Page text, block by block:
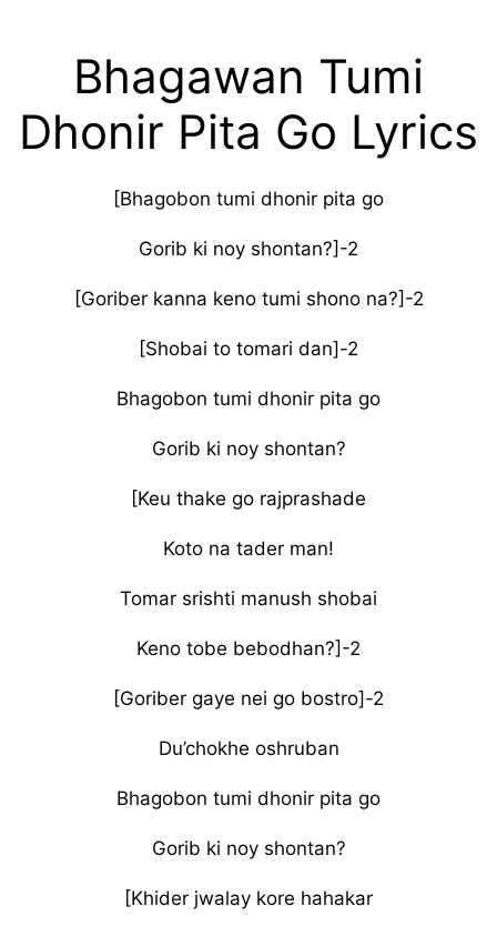
Bhagawan Tumi
Dhonir Pita Go Lyrics
[Bhagobon tumi dhonir pita go
Gorib ki noy shontan?]-2
[Goriber kanna keno tumi shono na?]-2
[Shobai to tomari dan]-2
Bhagobon tumi dhonir pita go
Gorib ki noy shontan?
[Keu thake go rajprashade
Koto na tader man!
Tomar srishti manush shobai
Keno tobe bebodhan?]-2
[Goriber gaye nei go bostro]-2
Du’chokhe oshruban
Bhagobon tumi dhonir pita go
Gorib ki noy shontan?
[Khider jwalay kore hahakar